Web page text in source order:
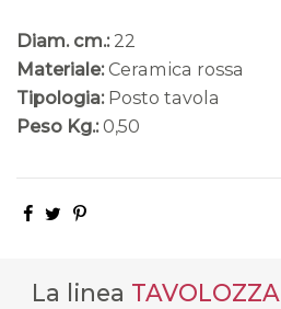
Diam. cm.: 22
Materiale: Ceramica rossa
Tipologia: Posto tavola
Peso Kg.: 0,50
La linea TAVOLOZZA